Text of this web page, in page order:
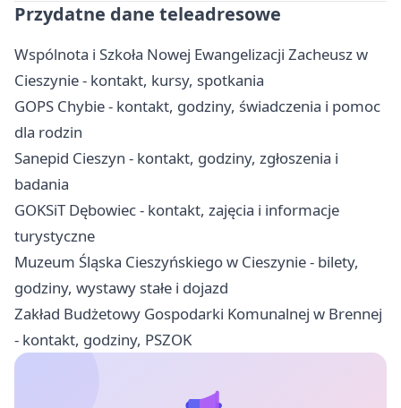
Przydatne dane teleadresowe
Wspólnota i Szkoła Nowej Ewangelizacji Zacheusz w
Cieszynie - kontakt, kursy, spotkania
GOPS Chybie - kontakt, godziny, świadczenia i pomoc
dla rodzin
Sanepid Cieszyn - kontakt, godziny, zgłoszenia i
badania
GOKSiT Dębowiec - kontakt, zajęcia i informacje
turystyczne
Muzeum Śląska Cieszyńskiego w Cieszynie - bilety,
godziny, wystawy stałe i dojazd
Zakład Budżetowy Gospodarki Komunalnej w Brennej
- kontakt, godziny, PSZOK